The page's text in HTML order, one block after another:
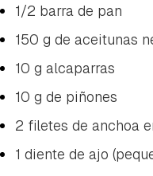
1/2 barra de pan
150 g de aceitunas
10 g alcaparras
10 g de piñones
2 filetes de anchoa
1 diente de ajo